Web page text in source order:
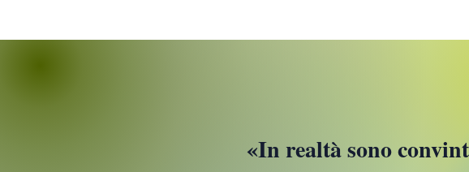
​«In realtà sono